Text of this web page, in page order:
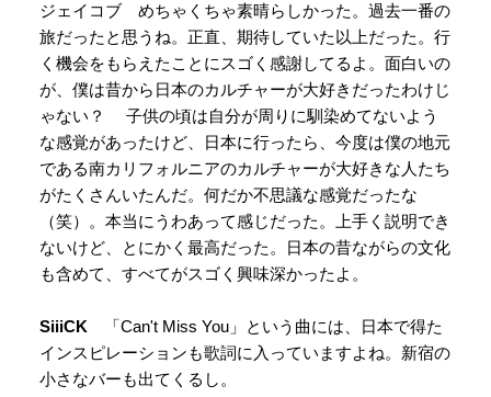
ジェイコブ めちゃくちゃ素晴らしかった。過去一番の
旅だったと思うね。正直、期待していた以上だった。行
く機会をもらえたことにスゴく感謝してるよ。面白いの
が、僕は昔から日本のカルチャーが大好きだったわけじ
ゃない？ 子供の頃は自分が周りに馴染めてないよう
な感覚があったけど、日本に行ったら、今度は僕の地元
である南カリフォルニアのカルチャーが大好きな人たち
がたくさんいたんだ。何だか不思議な感覚だったな
（笑）。本当にうわあって感じだった。上手く説明でき
ないけど、とにかく最高だった。日本の昔ながらの文化
も含めて、すべてがスゴく興味深かったよ。
SiiiCK 「Can't Miss You」という曲には、日本で得た
インスピレーションも歌詞に入っていますよね。新宿の
小さなバーも出てくるし。